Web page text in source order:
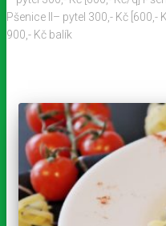
Pšenice II– pytel 300,- Kč
900,- Kč balík